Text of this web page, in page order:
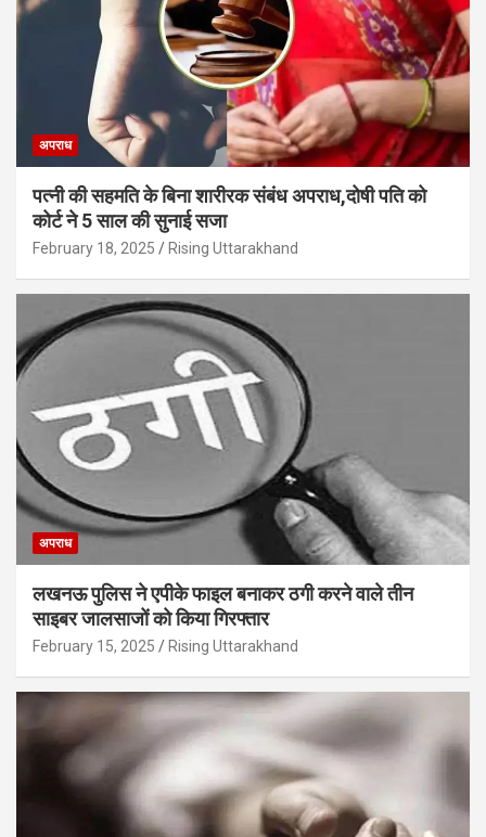
अपराध
पत्नी की सहमति के बिना शारीरक संबंध अपराध,दोषी पति को
कोर्ट ने 5 साल की सुनाई सजा
February 18, 2025 Rising Uttarakhand
अपराध
लखनऊ पुलिस ने एपीके फाइल बनाकर ठगी करने वाले तीन
साइबर जालसाजों को किया गिरफ्तार
February 15, 2025 Rising Uttarakhand